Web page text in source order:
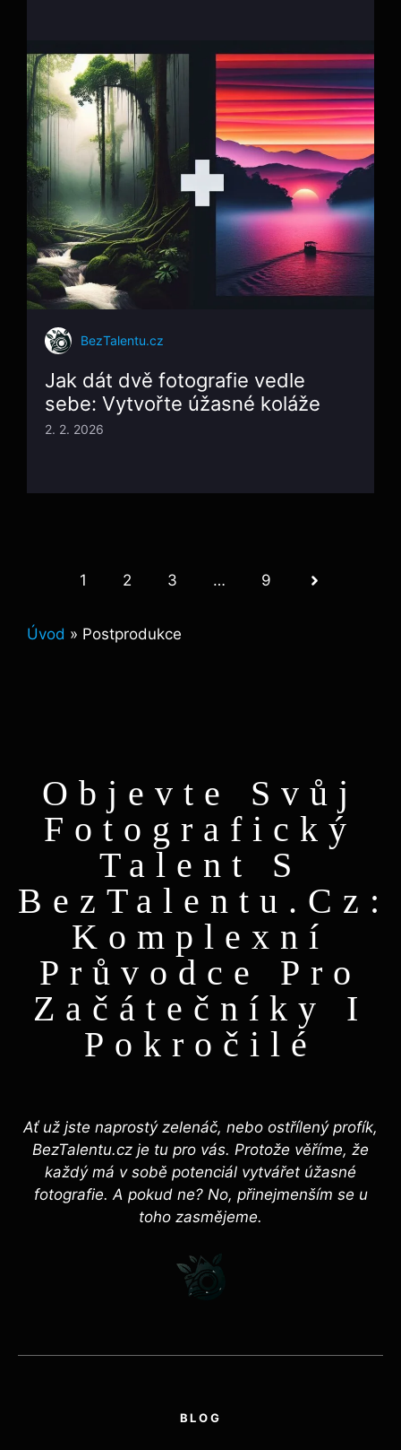
BezTalentu.cz
Jak dát dvě fotografie vedle
sebe: Vytvořte úžasné koláže
2. 2. 2026
1 2 3 … 9
Úvod » Postprodukce
Objevte Svůj
Fotografický
Talent S
BezTalentu.cz:
Komplexní
Průvodce Pro
Začátečníky I
Pokročilé
Ať už jste naprostý zelenáč, nebo ostřílený profík,
BezTalentu.cz je tu pro vás. Protože věříme, že
každý má v sobě potenciál vytvářet úžasné
fotografie. A pokud ne? No, přinejmenším se u
toho zasmějeme.
BLOG